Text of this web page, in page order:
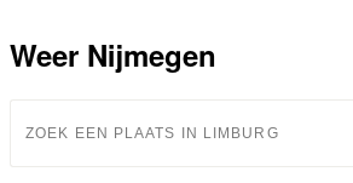
Weer Nijmegen